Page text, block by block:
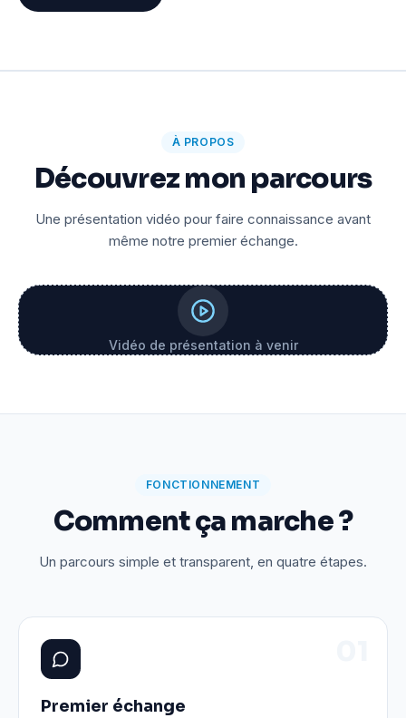
À PROPOS
Découvrez mon parcours
Une présentation vidéo pour faire connaissance avant
même notre premier échange.
Vidéo de présentation à venir
FONCTIONNEMENT
Comment ça marche ?
Un parcours simple et transparent, en quatre étapes.
Premier échange